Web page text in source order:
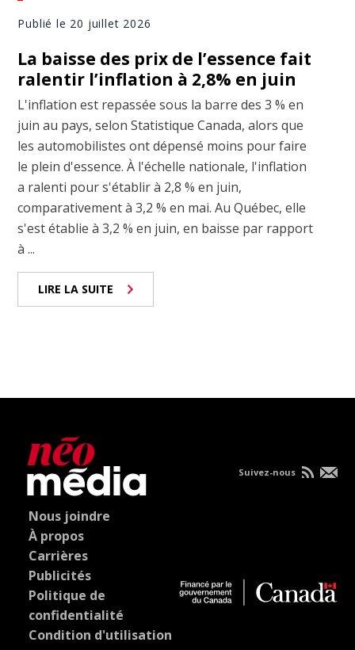
Publié le 20 juillet 2026
La baisse des prix de l’essence fait
ralentir l’inflation à 2,8% en juin
L'inflation est repassée sous la barre des 3 % en
juin au pays, selon Statistique Canada, alors que
les automobilistes ont dépensé moins pour faire
le plein d'essence. À l'échelle nationale, l'inflation
a ralenti pour s'établir à 2,8 % en juin,
comparativement à 3,2 % en mai. Au Québec, elle
s'est établie à 3,2 % en juin, en baisse par rapport
à ...
LIRE LA SUITE
Nous joindre
À propos
Carrières
Publicités
Politique de
confidentialité
Condition d'utilisation
Suivez-nous